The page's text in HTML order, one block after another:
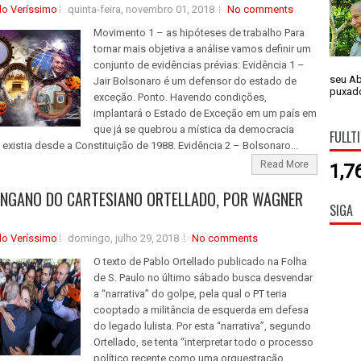
Veríssimo quinta-feira, novembro 01, 2018
No comments
Movimento 1 – as hipóteses de trabalho Para
tornar mais objetiva a análise vamos definir um
conjunto de evidências prévias: Evidência 1 –
Jair Bolsonaro é um defensor do estado de
exceção. Ponto. Havendo condições,
implantará o Estado de Exceção em um país em
que já se quebrou a mística da democracia
desde a Constituição de 1988. Evidência 2 – Bolsonaro...
Read More
DO CARTESIANO ORTELLADO, POR WAGNER
Veríssimo domingo, julho 29, 2018
No comments
O texto de Pablo Ortellado publicado na Folha
de S. Paulo no último sábado busca desvendar
a “narrativa” do golpe, pela qual o PT teria
cooptado a militância de esquerda em defesa
do legado lulista. Por esta “narrativa”, segundo
Ortellado, se tenta “interpretar todo o processo
político recente como uma orquestração
seu
SIGA